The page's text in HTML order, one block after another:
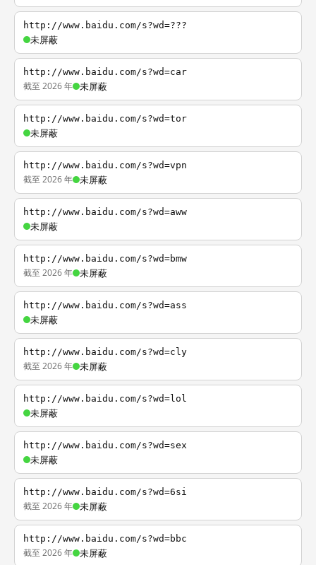
http://www.baidu.com/s?wd=???
未屏蔽
http://www.baidu.com/s?wd=car
截至 2026 年 未屏蔽
http://www.baidu.com/s?wd=tor
未屏蔽
http://www.baidu.com/s?wd=vpn
截至 2026 年 未屏蔽
http://www.baidu.com/s?wd=aww
未屏蔽
http://www.baidu.com/s?wd=bmw
截至 2026 年 未屏蔽
http://www.baidu.com/s?wd=ass
未屏蔽
http://www.baidu.com/s?wd=cly
截至 2026 年 未屏蔽
http://www.baidu.com/s?wd=lol
未屏蔽
http://www.baidu.com/s?wd=sex
未屏蔽
http://www.baidu.com/s?wd=6si
截至 2026 年 未屏蔽
http://www.baidu.com/s?wd=bbc
截至 2026 年 未屏蔽